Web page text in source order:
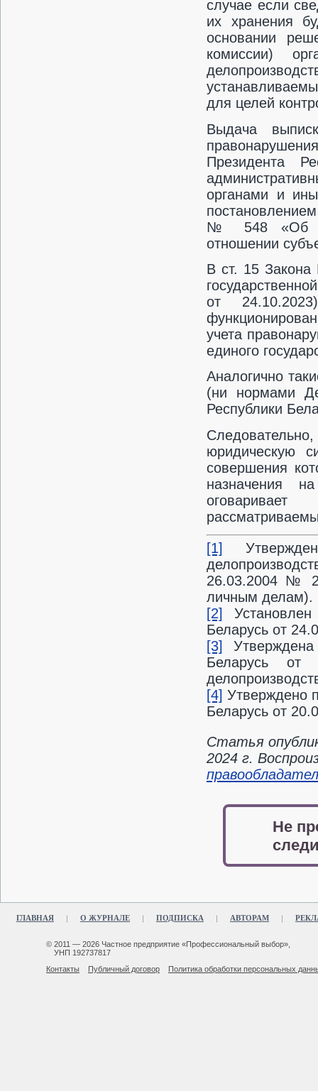
случае если
их хранения
основании
комиссии)
для целей
Выдача
Президента
органами и
№ 548 «Об
отношении
В ст. 15
от
учета
единого
Аналогично
(ни нормами
Республики
юридическую
совершения
назначения
[1]
26.03.2004 № 2
личным делам).
[2]
Беларусь от
[3]
Беларусь
[4] Утверждено
Беларусь от
Статья
2024 г.
Не
ГЛАВНАЯ О ЖУРНАЛЕ ПОДПИСКА АВТОРАМ
© 2011 — 2026 Частное предприятие «Профессиональный выбор»,
УНП 192737817
Контакты
Публичный договор Политика обработки персональных